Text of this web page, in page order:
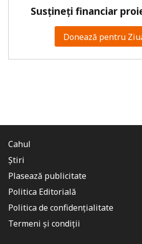
Susțineți financiar
Donează pentru
Cahul
Știri
Plasează publicitate
Politica Editorială
Politica de confidențialitate
Termeni și condiții